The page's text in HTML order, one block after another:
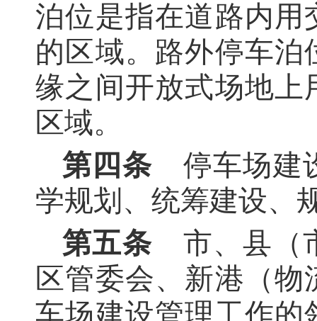
泊位是指在道路内
的区域。路外停车
缘之间开放式场地上
区域。
第四条 停车场建
学规划、统筹建设、
第五条 市、县（
区管委会、新港（
车场建设管理工作的